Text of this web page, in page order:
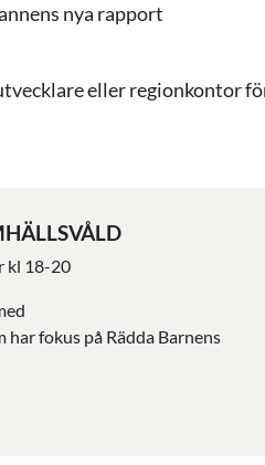
nya rapport
eller regionkontor
kl 18-20
fokus på Rädda Barnens